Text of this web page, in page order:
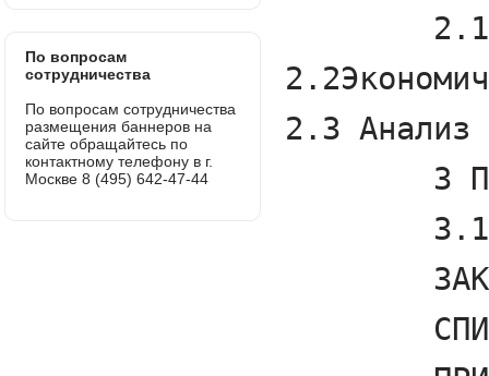
По вопросам
сотрудничества
По вопросам сотрудничества
размещения баннеров на
сайте обращайтесь по
контактному телефону в г.
Москве 8 (495) 642-47-44